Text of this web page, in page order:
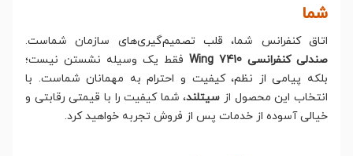
شما
اتاق کنفرانس شما، قلب تصمیم‌گیری‌های سازمان شماست.
صندلی کنفرانسی Wing 7410
فقط یک وسیله نشستن نیست؛
بلکه پیامی از نظم، کیفیت و احترام به مهمانان شماست. با
انتخاب این محصول از سیتلند، شما کیفیت را با قیمتی رقابتی و
خیالی آسوده از خدمات پس از فروش تجربه خواهید کرد.